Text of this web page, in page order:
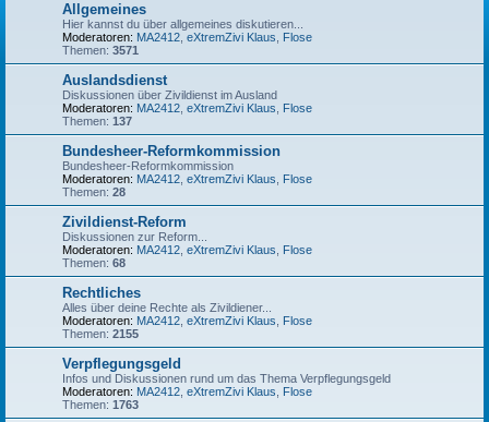
Allgemeines
Hier kannst du über allgemeines diskutieren...
Moderatoren: MA2412 eXtremZivi Klaus
Flose
Themen: 3571
Auslandsdienst
Diskussionen über Zivildienst im Ausland
Moderatoren: MA2412 eXtremZivi Klaus
Flose
Themen: 137
Bundesheer-Reformkommission
Bundesheer-Reformkommission
Moderatoren: MA2412 eXtremZivi Klaus
Flose
Themen: 28
Zivildienst-Reform
Diskussionen zur Reform...
Moderatoren: MA2412 eXtremZivi Klaus
Flose
Themen: 68
Rechtliches
Alles über deine Rechte als Zivildiener...
Moderatoren: MA2412 eXtremZivi Klaus
Flose
Themen: 2155
Verpflegungsgeld
Infos und Diskussionen rund um das Thema Verpflegungsgeld
Moderatoren: MA2412 eXtremZivi Klaus
Flose
Themen: 1763